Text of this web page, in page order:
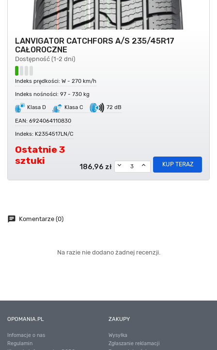
LANVIGATOR CATCHFORS A/S 235/45R17
CAŁOROCZNE
Dostępność (1-2 dni)
Indeks prędkości: W - 270 km/h
Indeks nośności: 97 - 730 kg
Klasa D
Klasa C 72 dB
EAN: 6924064110830
Indeks: K2354517LN/C
Ostatnie 3
sztuki
186,96 zł KUP TERAZ
chat Komentarze (0)
Na razie nie dodano żadnej recenzji.
OPOMANIA.PL
Infomacje o nas
Regulamin
ZAKUPY
Wysyłka
Zgłaszanie reklamacji